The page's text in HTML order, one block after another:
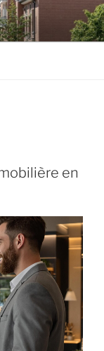
en